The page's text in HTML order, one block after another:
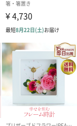
けます。
200mm